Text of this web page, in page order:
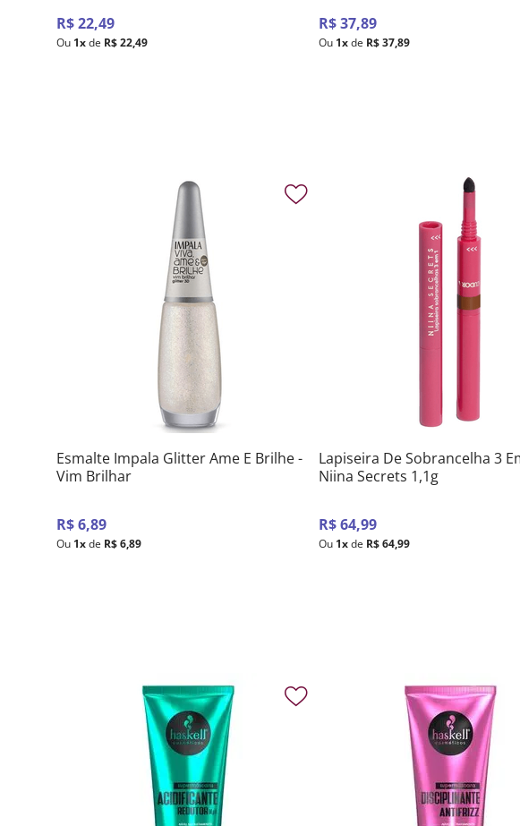
R$22,49
Ou 1xde R$22,49
R$37,89
Ou 1xde R$37,89
Esmalte Impala Glitter Ame E Brilhe -
Vim Brilhar
R$6,89
Ou 1xde R$6,89
Lapiseira De Sobrancelha 3
Niina Secrets 1,1g
R$64,99
Ou 1xde R$64,99